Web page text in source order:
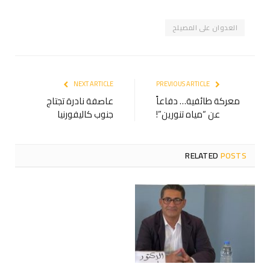
العدوان على المصيلح
معركة طائفية… دفاعاً
عن “مياه تنورين”!
NEXT ARTICLE
عاصفة نادرة تجتاج
جنوب كاليفورنيا
RELATEDPOSTS